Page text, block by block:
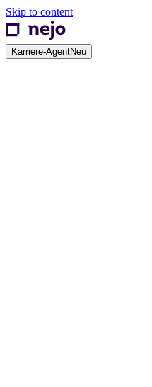
Skip to content
Karriere-AgentNeu